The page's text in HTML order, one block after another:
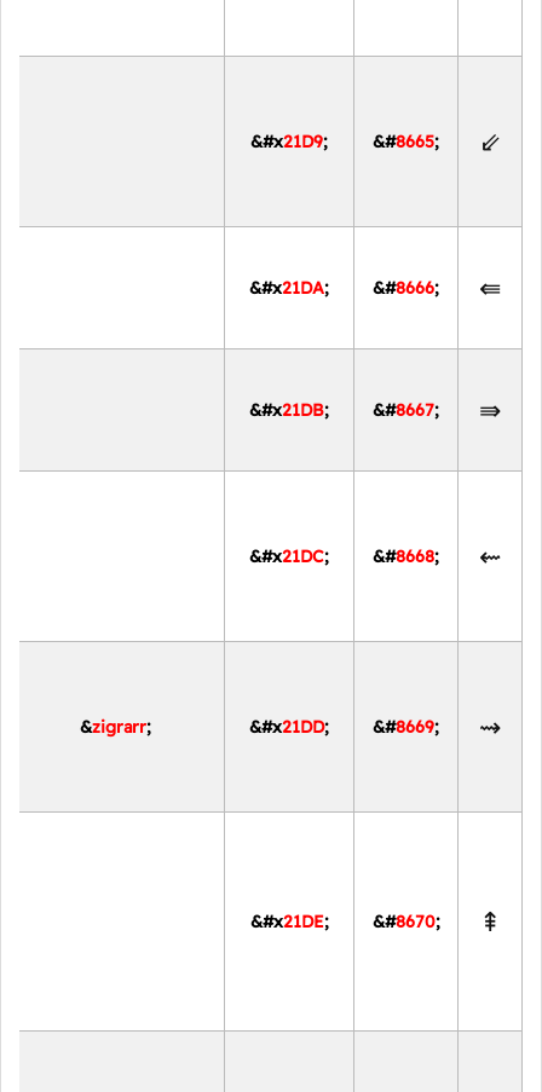
⇙
&#8665;
&#x21D9;
⇚
&#8666;
&#x21DA;
⇛
&#8667;
&#x21DB;
⇜
&#8668;
&#x21DC;
⇝
&#8669;
&#x21DD;
&zigrarr;
⇞
&#8670;
&#x21DE;